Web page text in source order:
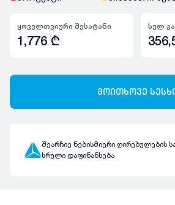
ყოველთვიური შესატანი
1,776 ₾
სულ
მოითხოვე
შეარჩიე ნებისმიერი ღირებულების
სრული დაფინანსება